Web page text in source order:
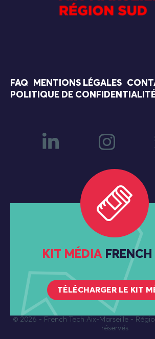
FAQ MENTIONS LÉGALES
POLITIQUE DE
KIT MÉDIA
TÉLÉCHARGER LE KIT
© 2026 - French Tech Aix-Marseille -
réservés